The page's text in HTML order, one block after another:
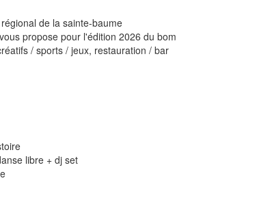
de la sainte-baume
propose pour l'édition 2026 du bom
/ sports / jeux, restauration / bar
libre + dj set